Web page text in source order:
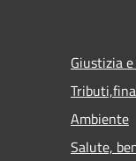
Giustizia
Ambiente
Salute,